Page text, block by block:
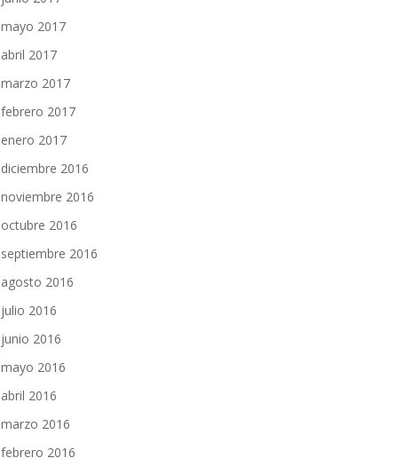
mayo 2017
abril 2017
marzo 2017
febrero 2017
enero 2017
diciembre 2016
noviembre 2016
octubre 2016
septiembre 2016
agosto 2016
julio 2016
junio 2016
mayo 2016
abril 2016
marzo 2016
febrero 2016